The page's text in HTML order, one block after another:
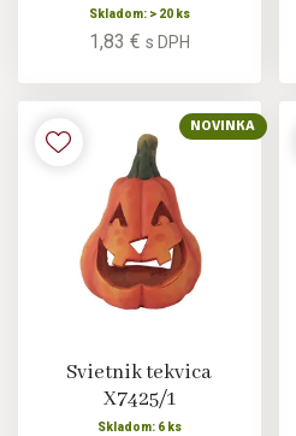
Skladom: > 20 ks
1,83 € s DPH
NOVINKA
Svietnik tekvica
X7425/1
Skladom: 6 ks